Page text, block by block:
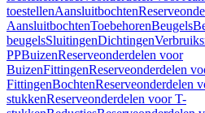
toestellenAansluitbochten
AansluitbochtenToebehorenBeugels
beugelsSluitingenDichtingen
PPBuizenReserveonderdelen voor
BuizenFittingenReserveonderdelen
FittingenBochtenReserveonderdelen
stukkenReserveonderdelen voor T-